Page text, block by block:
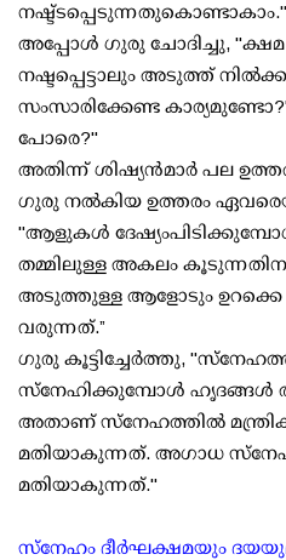
നഷ്ട്ടപ്പെടുന്നതുകൊണ്ടാകാം."
അപ്പോൾ ഗുരു ചോദിച്ചു, "ക്ഷമ
നഷ്ടപ്പെട്ടാലും അടുത്ത്
സംസാരിക്കേണ്ട
പോരെ?"
അതിന്ന് ശിഷ്യൻമാർ പല
ഗുരു നൽകിയ ഉത്തരം
"ആളുകൾ
തമ്മിലുള്ള അകലം
അടുത്തുള്ള ആളോടും ഉറക്കെ
വരുന്നത്.”
ഗുരു കൂട്ടിച്ചേർത്തു,
സ്‌നേഹിക്കുമ്പോൾ ഹൃദങ്ങൾ
അതാണ് സ്‌നേഹത്തിൽ
മതിയാകുന്നത്. അഗാധ
മതിയാകുന്നത്."
സ്നേഹം ദീർഘക്ഷമയും